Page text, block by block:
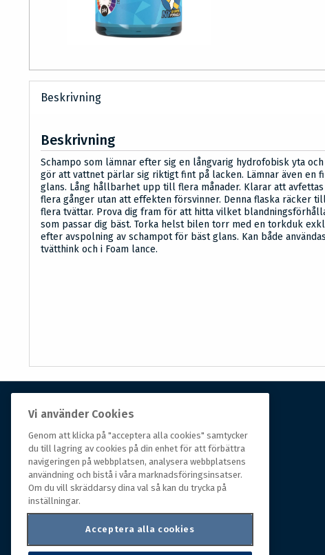
Beskrivning
Beskrivning
Schampo som lämnar efter sig en långvarig hydrofobisk yta
gör att vattnet pärlar sig riktigt fint på lacken. Lämnar även en
glans. Lång hållbarhet upp till flera månader. Klarar att avfettas
flera gånger utan att effekten försvinner. Denna flaska räcker
flera tvättar. Prova dig fram för att hitta vilket
som passar dig bäst. Torka helst bilen torr med en torkduk
efter avspolning av schampot för bäst glans. Kan både
tvätthink och i Foam lance.
Om Hall Miba
Hall Miba är grossisten som funnits på marknaden i
över 150 år. Från huvudkontoret i småländska Växjö
styrs hela organisationen, som erbjuder prisvärda
produkter till kunder i rörelse.
Vi använder Cookies
Genom att klicka på "acceptera alla cookies" samtycker
du till lagring av cookies på din enhet för att förbättra
navigeringen på webbplatsen, analysera webbplatsens
användning och bistå i våra marknadsföringsinsatser.
Om du vill skräddarsy dina val så kan du trycka på
inställningar.
Acceptera alla cookies